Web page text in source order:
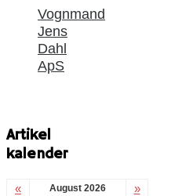
Vognmand
Jens
Dahl
ApS
Artikel
kalender
« August 2026 »